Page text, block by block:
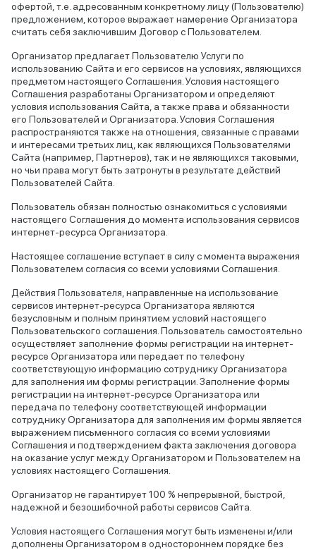
офертой, т.е. адресованным конкретному лицу (Пользователю)
предложением, которое выражает намерение Организатора
считать себя заключившим Договор с Пользователем.
Организатор предлагает Пользователю Услуги по
использованию Сайта и его сервисов на условиях, являющихся
предметом настоящего Соглашения. Условия настоящего
Соглашения разработаны Организатором и определяют
условия использования Сайта, а также права и обязанности
его Пользователей и Организатора. Условия Соглашения
распространяются также на отношения, связанные с правами
и интересами третьих лиц, как являющихся Пользователями
Сайта (например, Партнеров), так и не являющихся таковыми,
но чьи права могут быть затронуты в результате действий
Пользователей Сайта.
Пользователь обязан полностью ознакомиться с условиями
настоящего Соглашения до момента использования сервисов
интернет-ресурса Организатора.
Настоящее соглашение вступает в силу с момента выражения
Пользователем согласия со всеми условиями Соглашения.
Действия Пользователя, направленные на использование
сервисов интернет-ресурса Организатора являются
безусловным и полным принятием условий настоящего
Пользовательского соглашения. Пользователь самостоятельно
осуществляет заполнение формы регистрации на интернет-
ресурсе Организатора или передает по телефону
соответствующую информацию сотруднику Организатора
для заполнения им формы регистрации. Заполнение формы
регистрации на интернет-ресурсе Организатора или
передача по телефону соответствующей информации
сотруднику Организатора для заполнения им формы является
выражением письменного согласия со всеми условиями
Соглашения и подтверждением факта заключения договора
на оказание услуг между Организатором и Пользователем на
условиях настоящего Соглашения.
Организатор не гарантирует 100 % непрерывной, быстрой,
надежной и безошибочной работы сервисов Сайта.
Условия настоящего Соглашения могут быть изменены и/или
дополнены Организатором в одностороннем порядке без